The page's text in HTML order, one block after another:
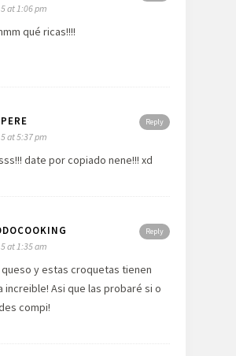
at 1:06 pm
qué ricas!!!!
Reply
at 5:37 pm
date por copiado nene!!! xd
Reply
at 1:35 am
y estas croquetas tienen
increible! Asi que las probaré si o
compi!